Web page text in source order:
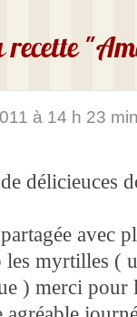
recette
à 14 h 23
délicieuces
avec
les myrtilles (
) merci pour